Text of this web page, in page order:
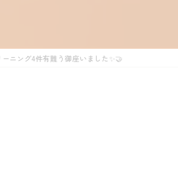
ニング4件有難う御座いました✨🤝